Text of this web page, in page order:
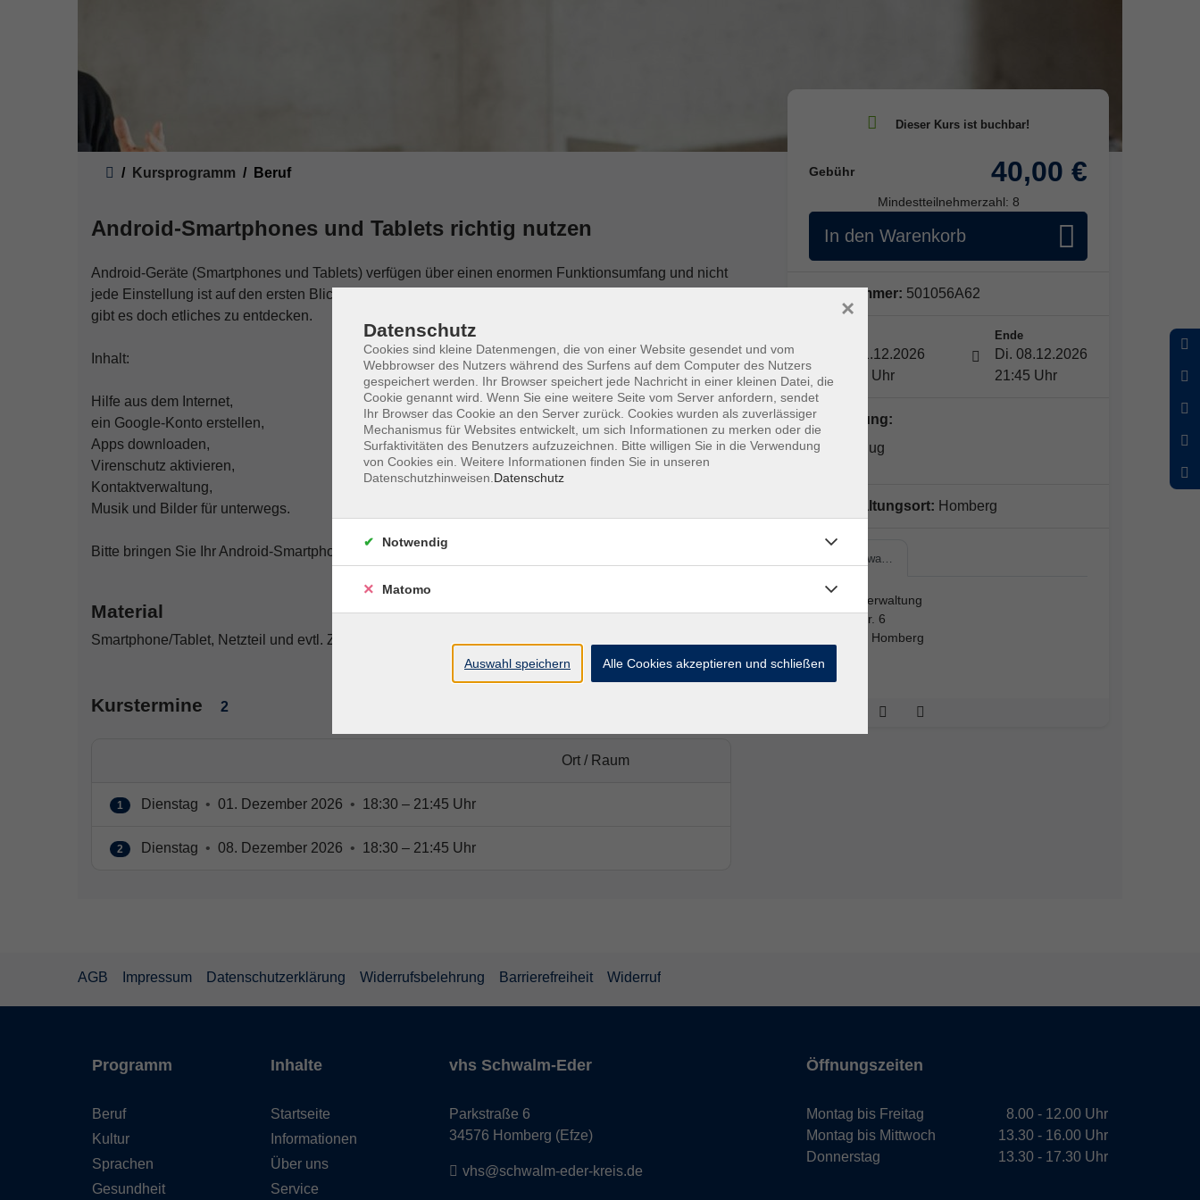
Kursprogramm Beruf
Android-Smartphones und Tablets richtig nutzen
Android-Geräte (Smartphones und Tablets) verfügen über einen enormen Funktionsumfang und nicht
jede Einstellung ist auf den ersten Blick eindeutig. Auch wenn vieles selbsterklärend zu sein scheint,
gibt es doch etliches zu entdecken.
Inhalt:
Hilfe aus dem Internet,
ein Google-Konto erstellen,
Apps downloaden,
Virenschutz aktivieren,
Kontaktverwaltung,
Musik und Bilder für unterwegs.
Bitte bringen Sie Ihr Android-Smartphone oder -Tablet zum Kurs mit.
Material
Smartphone/Tablet, Netzteil und evtl. Zubehör
Kurstermine 2
Ort / Raum
1 Dienstag • 01. Dezember 2026 • 18:30 – 21:45 Uhr
2 Dienstag • 08. Dezember 2026 • 18:30 – 21:45 Uhr
Gebühr 40,00 €
Mindestteilnehmerzahl: 8
In den Warenkorb
Kursnummer: 501056A62
Di. 01.12.2026
18:30 Uhr
Ende
Di. 08.12.2026
21:45 Uhr
Kursleitung:
Harald Klug
Veranstaltungsort: Homberg
Kreisverwa…
Kreisverwaltung
Parkstr. 6
34576 Homberg
AGB Impressum Datenschutzerklärung Widerrufsbelehrung Barrierefreiheit Widerruf
Programm
Beruf
Kultur
Sprachen
Gesundheit
Inhalte
Startseite
Informationen
Über uns
Service
vhs Schwalm-Eder
Parkstraße 6
34576 Homberg (Efze)
vhs@schwalm-eder-kreis.de
Öffnungszeiten
Montag bis Freitag
Montag bis Mittwoch
Donnerstag
8.00 - 12.00 Uhr
13.30 - 16.00 Uhr
13.30 - 17.30 Uhr
Datenschutz
Cookies sind kleine Datenmengen, die von einer Website gesendet und vom
Webbrowser des Nutzers während des Surfens auf dem Computer des Nutzers
gespeichert werden. Ihr Browser speichert jede Nachricht in einer kleinen Datei, die
Cookie genannt wird. Wenn Sie eine weitere Seite vom Server anfordern, sendet
Ihr Browser das Cookie an den Server zurück. Cookies wurden als zuverlässiger
Mechanismus für Websites entwickelt, um sich Informationen zu merken oder die
Surfaktivitäten des Benutzers aufzuzeichnen. Bitte willigen Sie in die Verwendung
von Cookies ein. Weitere Informationen finden Sie in unseren
Datenschutzhinweisen. Datenschutz
×
Notwendig
Matomo
Auswahl speichern Alle Cookies akzeptieren und schließen